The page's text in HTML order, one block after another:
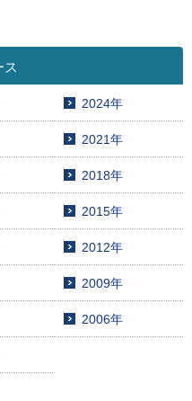
ス
2024年
2021年
2018年
2015年
2012年
2009年
2006年